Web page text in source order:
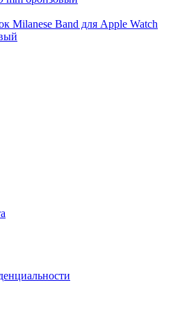
Milanese Band для Apple Watch